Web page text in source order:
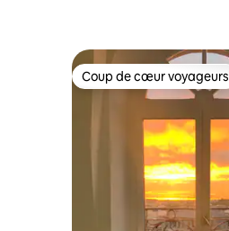
Coup de cœur voyageurs
Coup de cœur voyageurs